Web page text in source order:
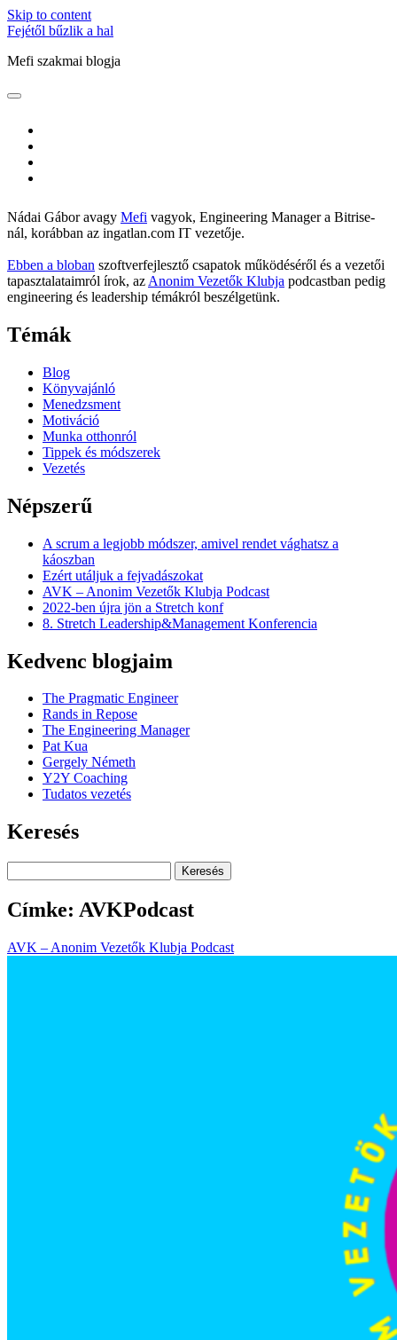
Skip to content
Fejétől bűzlik a hal
Mefi szakmai blogja
open
menu
Nádai Gábor avagy Mefi vagyok, Engineering Manager a Bitrise-
nál, korábban az ingatlan.com IT vezetője.
Ebben a bloban szoftverfejlesztő csapatok működéséről és a vezetői
tapasztalataimról írok, az Anonim Vezetők Klubja podcastban pedig
engineering és leadership témákról beszélgetünk.
Témák
Blog
Könyvajánló
Menedzsment
Motiváció
Munka otthonról
Tippek és módszerek
Vezetés
Népszerű
A scrum a legjobb módszer, amivel rendet vághatsz a
káoszban
Ezért utáljuk a fejvadászokat
AVK – Anonim Vezetők Klubja Podcast
2022-ben újra jön a Stretch konf
8. Stretch Leadership&Management Konferencia
Kedvenc blogjaim
The Pragmatic Engineer
Rands in Repose
The Engineering Manager
Pat Kua
Gergely Németh
Y2Y Coaching
Tudatos vezetés
Keresés
Címke: AVKPodcast
AVK – Anonim Vezetők Klubja Podcast